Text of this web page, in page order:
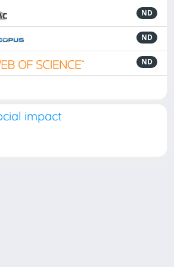
ND
ND
ND
impact